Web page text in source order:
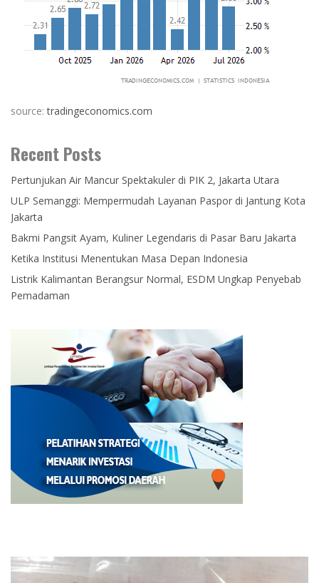
source:tradingeconomics.com
Recent Posts
Pertunjukan Air Mancur Spektakuler di PIK 2, Jakarta Utara
ULP Semanggi: Mempermudah Layanan Paspor di Jantung Kota
Jakarta
Bakmi Pangsit Ayam, Kuliner Legendaris di Pasar Baru Jakarta
Ketika Institusi Menentukan Masa Depan Indonesia
Listrik Kalimantan Berangsur Normal, ESDM Ungkap Penyebab
Pemadaman